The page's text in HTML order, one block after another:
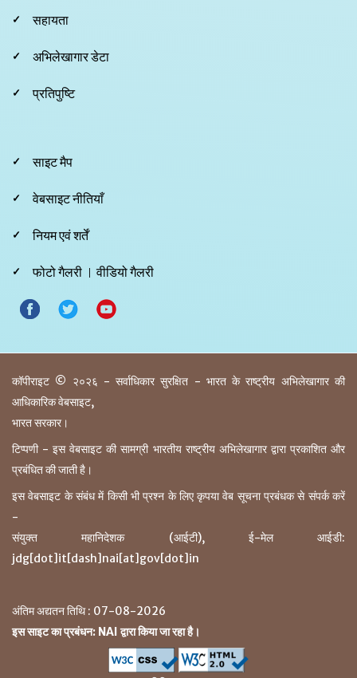
सहायता
अभिलेखागार डेटा
प्रतिपुष्टि
Footer
साइट मैप
वेबसाइट नीतियाँ
नियम एवं शर्तें
फोटो गैलरी वीडियो गैलरी
कॉपीराइट © २०२६ - सर्वाधिकार सुरक्षित - भारत के राष्ट्रीय अभिलेखागार की
आधिकारिक वेबसाइट,
भारत सरकार।
टिप्पणी - इस वेबसाइट की सामग्री भारतीय राष्ट्रीय अभिलेखागार द्वारा प्रकाशित और
प्रबंधित की जाती है।
इस वेबसाइट के संबंध में किसी भी प्रश्न के लिए कृपया वेब सूचना प्रबंधक से संपर्क करें
-
संयुक्त महानिदेशक (आईटी), ई-मेल आईडी:
jdg[dot]it[dash]nai[at]gov[dot]in
अंतिम अद्यतन तिथि : 07-08-2026
इस साइट का प्रबंधन: NAI द्वारा किया जा रहा है।